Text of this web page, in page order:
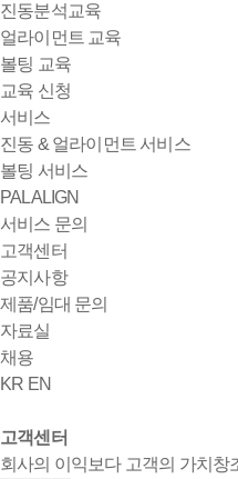
진동분석교육
얼라이먼트 교육
볼팅 교육
교육 신청
서비스
진동 & 얼라이먼트 서비스
볼팅 서비스
PALALIGN
서비스 문의
고객센터
공지사항
제품/임대 문의
자료실
채용
KR EN
고객센터
회사의 이익보다 고객의 가치창